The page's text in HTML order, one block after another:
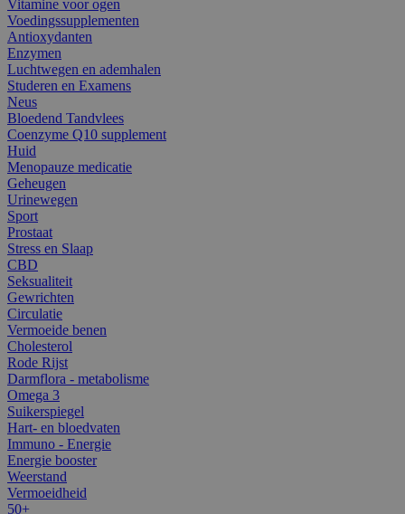
Vitamine voor ogen
Voedingssupplementen
Antioxydanten
Enzymen
Luchtwegen en ademhalen
Studeren en Examens
Neus
Bloedend Tandvlees
Coenzyme Q10 supplement
Huid
Menopauze medicatie
Geheugen
Urinewegen
Sport
Prostaat
Stress en Slaap
CBD
Seksualiteit
Gewrichten
Circulatie
Vermoeide benen
Cholesterol
Rode Rijst
Darmflora - metabolisme
Omega 3
Suikerspiegel
Hart- en bloedvaten
Immuno - Energie
Energie booster
Weerstand
Vermoeidheid
50+